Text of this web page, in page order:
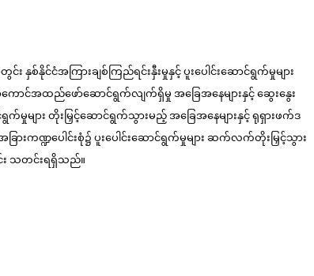
နိုင်ငံအကြားချစ်ကြည်ရင်းနှီးမှုနှင့် ပူးပေါင်းဆောင်ရွက်မှုများ
ာင်အထည်ဖော်ဆောင်ရွက်လျက်ရှိမှု အခြေအနေများနှင့် ဆွေးနွေး
များ တိုးမြှင့်ဆောင်ရွက်သွားမည့် အခြေအနေများနှင့် ရုရှားဖက်ဒ
ြားကဏ္ဍပေါင်းစုံ၌ ပူးပေါင်းဆောင်ရွက်မှုများ ဆက်လက်တိုးမြှင့်သွား
င်း သတင်းရရှိသည်။